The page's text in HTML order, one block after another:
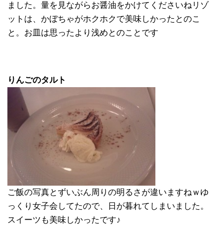
ました。量を見ながらお醤油をかけてくださいねリゾ
ットは、かぼちゃがホクホクで美味しかったとのこ
と。お皿は思ったより浅めとのことです
りんごのタルト
ご飯の写真とずいぶん周りの明るさが違いますねｗゆ
っくり女子会してたので、日が暮れてしまいました。
スイーツも美味しかったです♪